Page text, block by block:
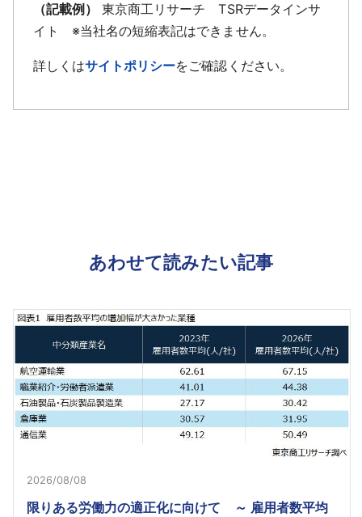
（記載例）
東京商工リサーチ TSRデータインサ
イト ※当社名の短縮表記はできません。
詳しくはサイトポリシーをご確認ください。
あわせて読みたい記事
2026/08/08
限りある労働力の適正化に向けて ～ 雇用者数平均